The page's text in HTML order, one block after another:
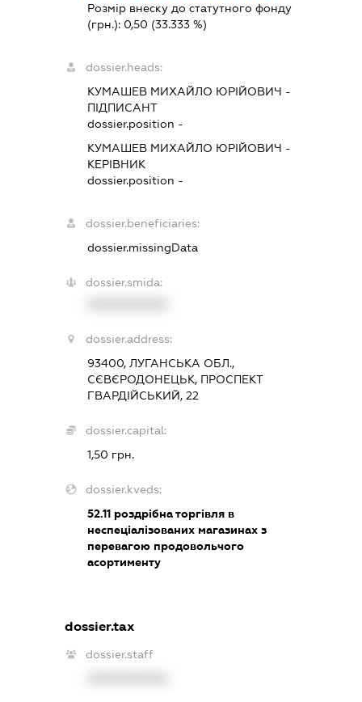
Розмір внеску до статутного фонду
(грн.): 0,50 (33.333 %)
dossier.heads:
КУМАШЕВ МИХАЙЛО ЮРІЙОВИЧ -
ПІДПИСАНТ
dossier.position -
КУМАШЕВ МИХАЙЛО ЮРІЙОВИЧ -
КЕРІВНИК
dossier.position -
dossier.beneficiaries:
dossier.missingData
dossier.smida:
dossier.address:
93400, ЛУГАНСЬКА ОБЛ.,
СЄВЄРОДОНЕЦЬК, ПРОСПЕКТ
ГВАРДІЙСЬКИЙ, 22
dossier.capital:
1,50 грн.
dossier.kveds:
52.11роздрібна торгівля в
неспеціалізованих магазинах з
перевагою продовольчого
асортименту
dossier.tax
dossier.staff